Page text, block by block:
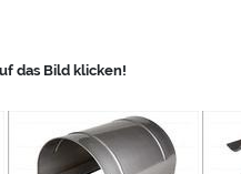
das Bild klicken!